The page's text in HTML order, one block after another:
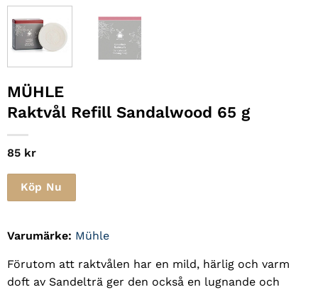
MÜHLE
Raktvål Refill Sandalwood 65 g
85 kr
Köp Nu
Varumärke: Mühle
Förutom att raktvålen har en mild, härlig och varm
doft av Sandelträ ger den också en lugnande och